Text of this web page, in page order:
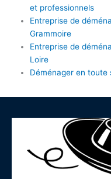
et professionnels
Entreprise de
Grammoire
Entreprise de
Loire
Déménager en toute